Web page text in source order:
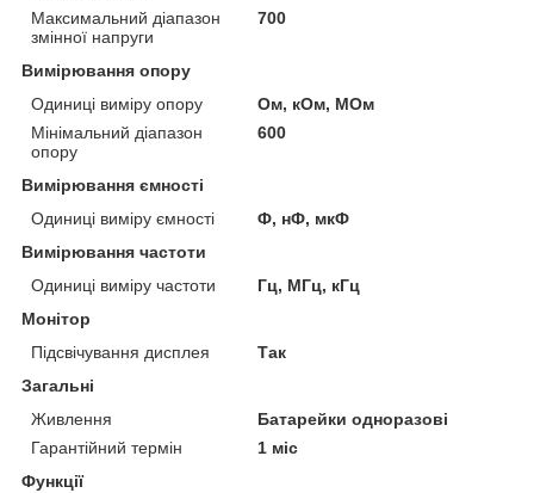
Максимальний діапазон
змінної напруги
700
Вимірювання опору
Одиниці виміру опору
Ом, кОм, МОм
Мінімальний діапазон
опору
600
Вимірювання ємності
Одиниці виміру ємності
Ф, нФ, мкФ
Вимірювання частоти
Одиниці виміру частоти
Гц, МГц, кГц
Монітор
Підсвічування дисплея
Так
Загальні
Живлення
Батарейки одноразові
Гарантійний термін
1 міс
Функції